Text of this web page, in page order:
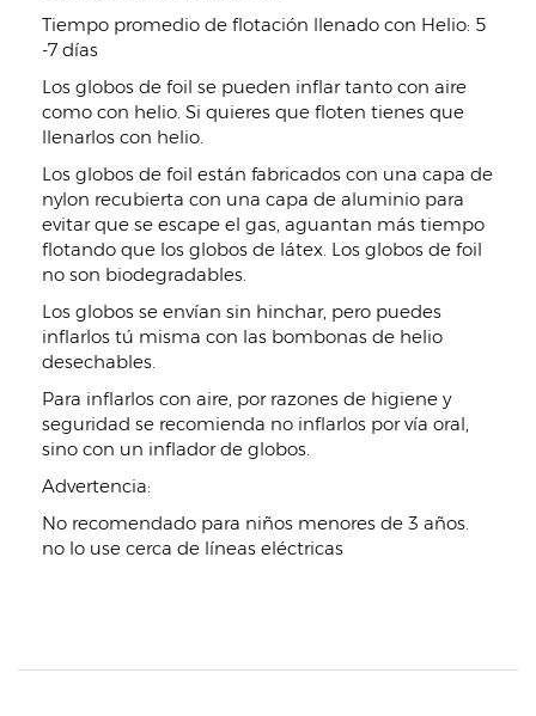
Tiempo promedio de flotación llenado con Helio: 5
-7 días
Los globos de foil se pueden inflar tanto con aire
como con helio. Si quieres que floten tienes que
llenarlos con helio.
Los globos de foil están fabricados con una capa de
nylon recubierta con una capa de aluminio para
evitar que se escape el gas, aguantan más tiempo
flotando que los globos de látex. Los globos de foil
no son biodegradables.
Los globos se envían sin hinchar, pero puedes
inflarlos tú misma con las bombonas de helio
desechables.
Para inflarlos con aire, por razones de higiene y
seguridad se recomienda no inflarlos por vía oral,
sino con un inflador de globos.
Advertencia:
No recomendado para niños menores de 3 años.
no lo use cerca de líneas eléctricas